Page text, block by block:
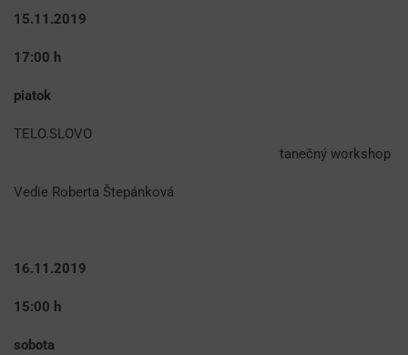
15.11.2019
17:00 h
piatok
TELO.SLOVO
tanečný workshop
Vedie Roberta Štepánková
16.11.2019
15:00 h
sobota